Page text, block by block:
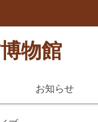
物館
お知らせ